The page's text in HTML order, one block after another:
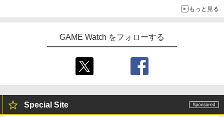
もっと見る
GAME Watch をフォローする
Special Site